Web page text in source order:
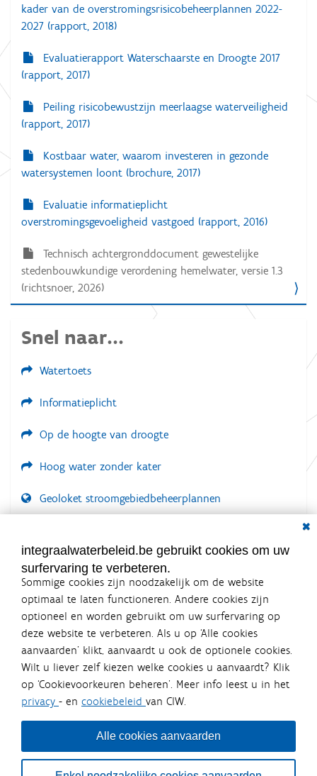
kader van de overstromingsrisicobeheerplannen 2022-
2027 (rapport, 2018)
Evaluatierapport Waterschaarste en Droogte 2017
(rapport, 2017)
Peiling risicobewustzijn meerlaagse waterveiligheid
(rapport, 2017)
Kostbaar water, waarom investeren in gezonde
watersystemen loont (brochure, 2017)
Evaluatie informatieplicht
overstromingsgevoeligheid vastgoed (rapport, 2016)
Technisch achtergronddocument gewestelijke
stedenbouwkundige verordening hemelwater, versie 1.3
(richtsnoer, 2026)
Snel naar...
Watertoets
Informatieplicht
Op de hoogte van droogte
Hoog water zonder kater
Geoloket stroomgebiedbeheerplannen
LOGIN VEREIST
integraalwaterbeleid.be gebruikt cookies om uw
surfervaring te verbeteren.
Sommige cookies zijn noodzakelijk om de website
optimaal te laten functioneren. Andere cookies zijn
optioneel en worden gebruikt om uw surfervaring op
deze website te verbeteren. Als u op ‘Alle cookies
aanvaarden’ klikt, aanvaardt u ook de optionele cookies.
Wilt u liever zelf kiezen welke cookies u aanvaardt? Klik
op ‘Cookievoorkeuren beheren’. Meer info leest u in het
privacy - en cookiebeleid van CIW.
Alle cookies aanvaarden
Integraalwaterbeleid.be is een
officiële website van de Vlaamse
overheid
uitgegeven door Coördinatiecommissie Integraal
Waterbeleid
De Coördinatiecommissie Integraal Waterbeleid (CIW) is een
bestuursniveaus die bij het waterbeleid betrokken zijn. Ook
waterbedrijven nemen deel aan het overleg. Deze
samenwerking zorgt voor een gecoördineerde en
geïntegreerde aanpak van het waterbeleid en waterbeheer